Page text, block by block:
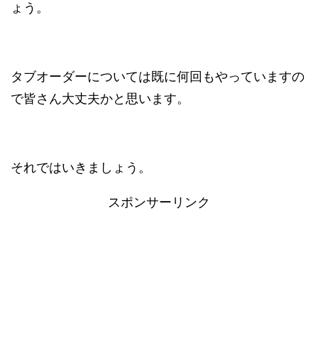
ょう。
タブオーダーについては既に何回もやっていますの
で皆さん大丈夫かと思います。
それではいきましょう。
スポンサーリンク